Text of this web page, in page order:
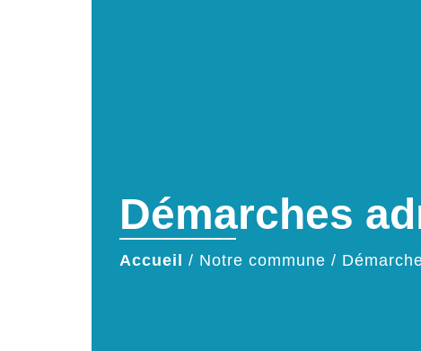
Démarches
Accueil / Notre commune /